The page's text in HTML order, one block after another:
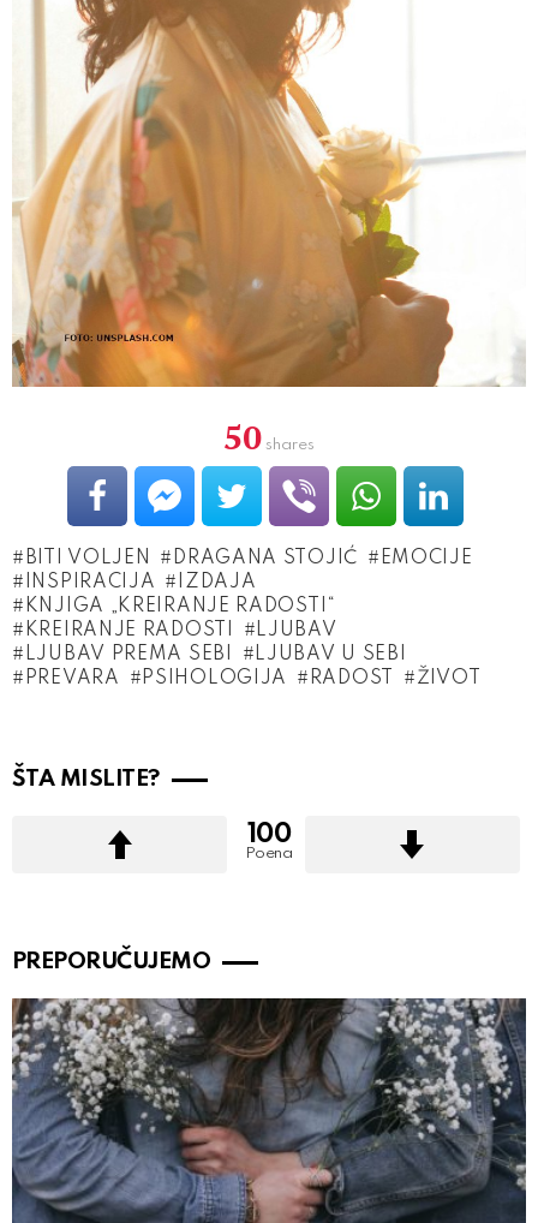
50 shares
BITI VOLJEN DRAGANA STOJIĆ
EMOCIJE
INSPIRACIJA
IZDAJA
KNJIGA „KREIRANJE RADOSTI“
KREIRANJE RADOSTI
LJUBAV
LJUBAV PREMA SEBI
LJUBAV U SEBI
PREVARA
PSIHOLOGIJA RADOST ŽIVOT
ŠTA MISLITE?
100
Poena
PREPORUČUJEMO